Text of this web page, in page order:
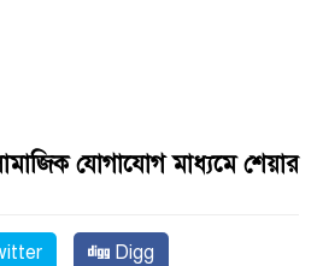
যোগাযোগ মাধ্যমে শেয়ার
Digg